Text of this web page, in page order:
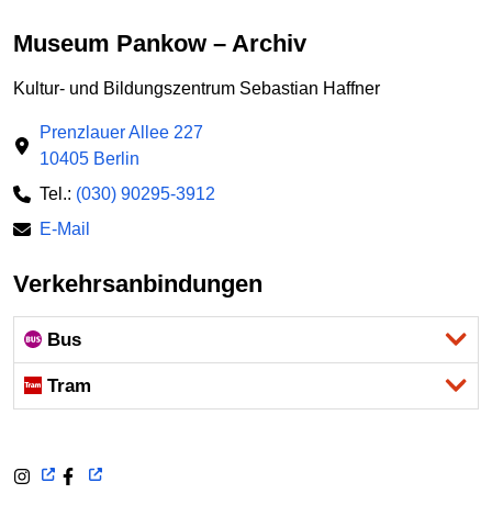
Museum Pankow – Archiv
Kultur- und Bildungszentrum Sebastian Haffner
Prenzlauer Allee 227
10405 Berlin
Tel.: (030) 90295-3912
E-Mail
Verkehrsanbindungen
Bus
Tram